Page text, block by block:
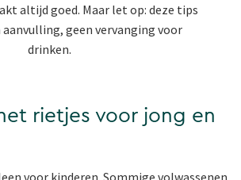
altijd goed. Maar let op: deze tips
geen vervanging voor
drinken.
rietjes voor jong en
voor kinderen. Sommige volwassenen